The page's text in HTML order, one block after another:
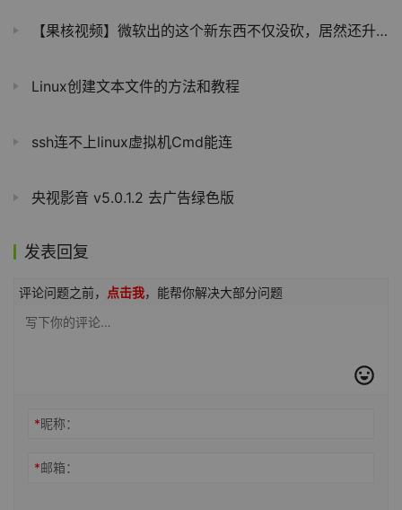
【果核视频】微软出的这个新东西不仅没砍，居然还升级了？
Linux创建文本文件的方法和教程
ssh连不上linux虚拟机Cmd能连
央视影音 v5.0.1.2 去广告绿色版
发表回复
评论问题之前， 点击我，能帮你解决大部分问题
*昵称：
*邮箱：